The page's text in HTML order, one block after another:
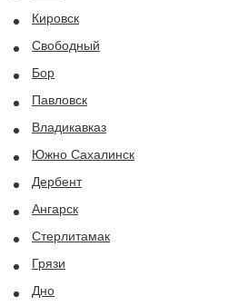
Кировск
Свободный
Бор
Павловск
Владикавказ
Южно Сахалинск
Дербент
Ангарск
Стерлитамак
Грязи
Дно